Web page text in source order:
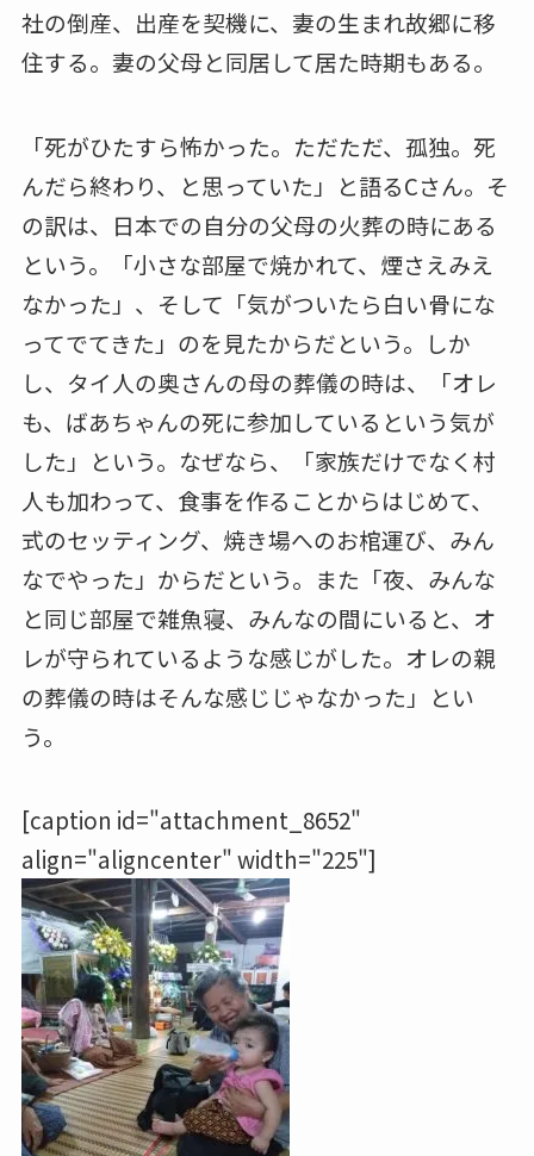
社の倒産、出産を契機に、妻の生まれ故郷に移
住する。妻の父母と同居して居た時期もある。
「死がひたすら怖かった。ただただ、孤独。死
んだら終わり、と思っていた」と語るCさん。そ
の訳は、日本での自分の父母の火葬の時にある
という。「小さな部屋で焼かれて、煙さえみえ
なかった」、そして「気がついたら白い骨にな
ってでてきた」のを見たからだという。しか
し、タイ人の奥さんの母の葬儀の時は、「オレ
も、ばあちゃんの死に参加しているという気が
した」という。なぜなら、「家族だけでなく村
人も加わって、食事を作ることからはじめて、
式のセッティング、焼き場へのお棺運び、みん
なでやった」からだという。また「夜、みんな
と同じ部屋で雑魚寝、みんなの間にいると、オ
レが守られているような感じがした。オレの親
の葬儀の時はそんな感じじゃなかった」とい
う。
[caption id="attachment_8652"
align="aligncenter" width="225"]